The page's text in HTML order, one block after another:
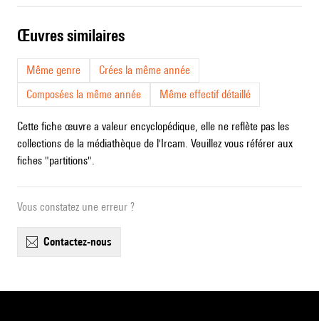
œuvres similaires
Même genre
Crées la même année
Composées la même année
Même effectif détaillé
Cette fiche œuvre a valeur encyclopédique, elle ne reflète pas les
collections de la médiathèque de l'Ircam. Veuillez vous référer aux
fiches "partitions".
Vous constatez une erreur ?
contactez-nous